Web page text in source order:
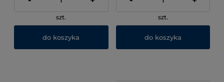
szt.
do koszyka
szt.
do koszyka